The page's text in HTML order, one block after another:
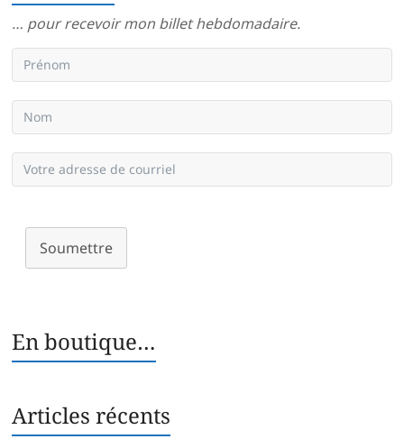
… pour recevoir mon billet hebdomadaire.
Soumettre
En boutique…
Articles récents